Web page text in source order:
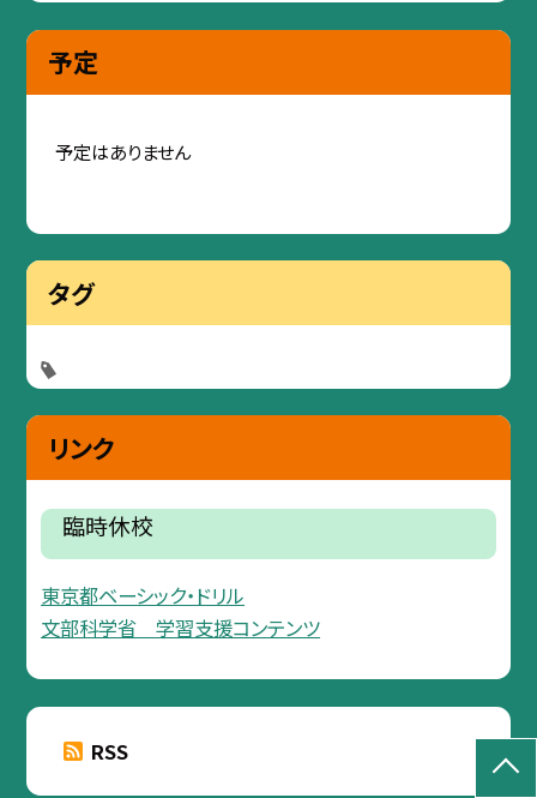
予定
予定はありません
タグ
リンク
臨時休校
東京都ベーシック・ドリル
文部科学省 学習支援コンテンツ
RSS